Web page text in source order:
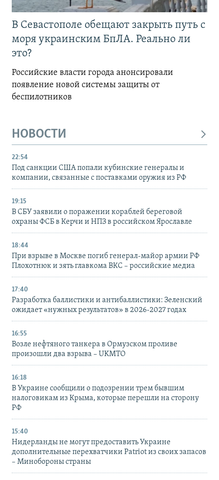
В Севастополе обещают закрыть путь с
моря украинским БпЛА. Реально ли
это?
Российские власти города анонсировали
появление новой системы защиты от
беспилотников
НОВОСТИ
22:54
Под санкции США попали кубинские генералы и
компании, связанные с поставками оружия из РФ
19:15
В СБУ заявили о поражении кораблей береговой
охраны ФСБ в Керчи и НПЗ в российском Ярославле
18:44
При взрыве в Москве погиб генерал-майор армии РФ
Плохотнюк и зять главкома ВКС – российские медиа
17:40
Разработка баллистики и антибаллистики: Зеленский
ожидает «нужных результатов» в 2026-2027 годах
16:55
Возле нефтяного танкера в Ормузском проливе
произошли два взрыва – UKMTO
16:18
В Украине сообщили о подозрении трем бывшим
налоговикам из Крыма, которые перешли на сторону
РФ
15:40
Нидерланды не могут предоставить Украине
дополнительные перехватчики Patriot из своих запасов
– Минобороны страны